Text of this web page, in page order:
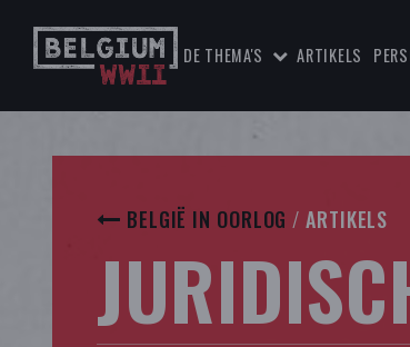
DE THEMA'S ARTIKELS
BELGIË IN OORLOG /ARTIKELS